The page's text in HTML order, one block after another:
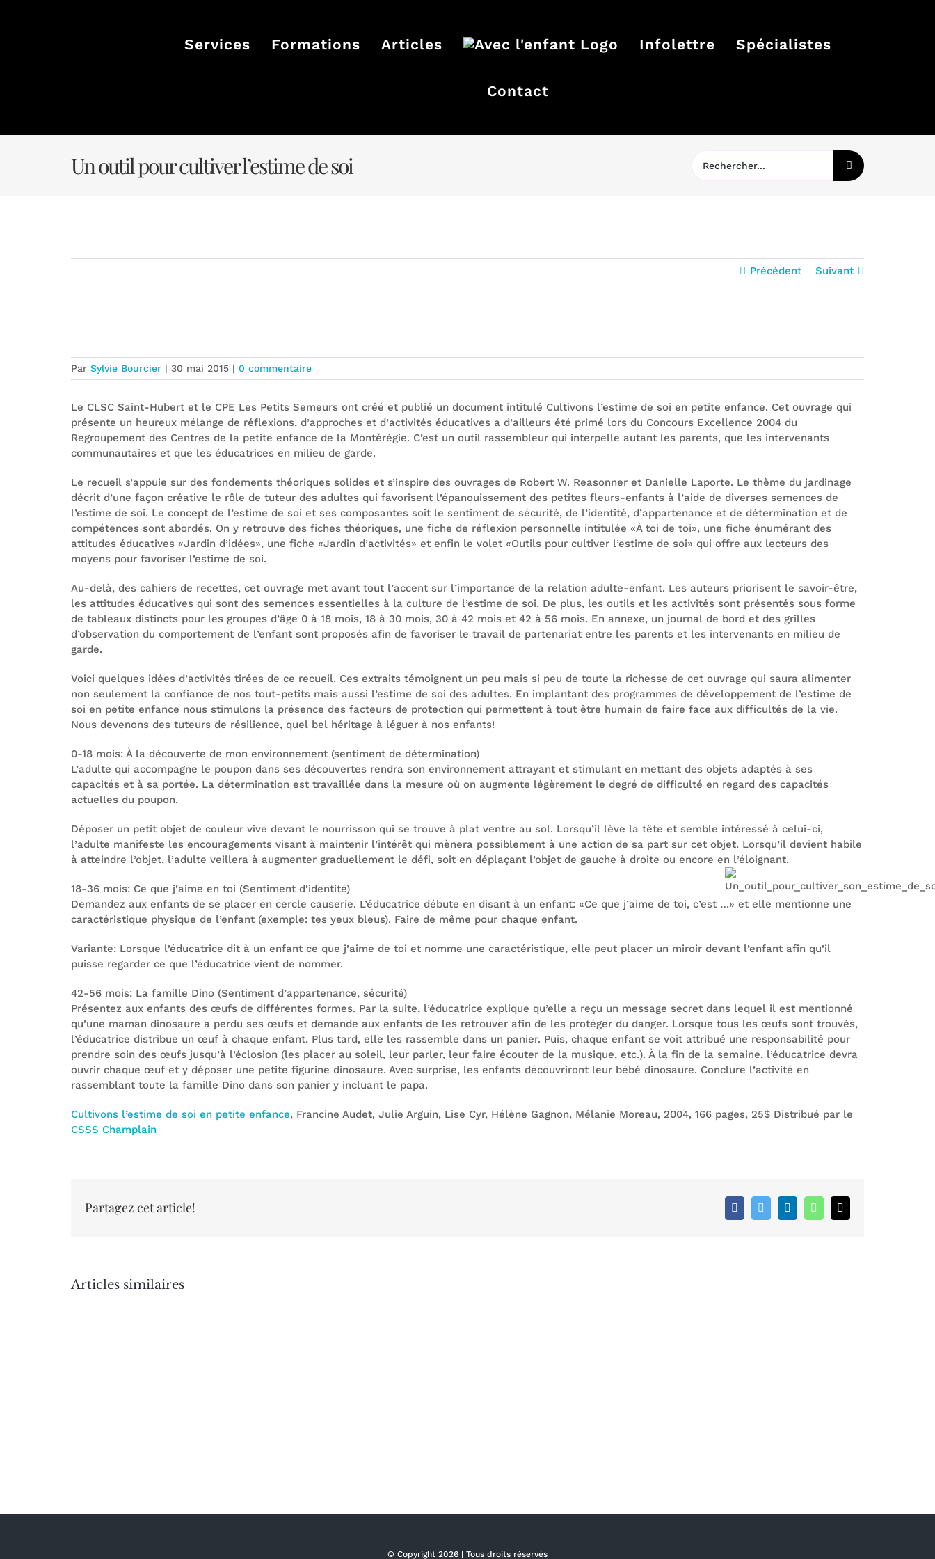
Services Formations Articles Infolettre Spécialistes
Contact
Un outil pour cultiver l’estime de soi
Précédent Suivant
Par Sylvie Bourcier | 30 mai 2015 | 0 commentaire
Le CLSC Saint-Hubert et le CPE Les Petits Semeurs ont créé et publié un document intitulé Cultivons l’estime de soi en petite enfance. Cet ouvrage qui
présente un heureux mélange de réflexions, d’approches et d’activités éducatives a d’ailleurs été primé lors du Concours Excellence 2004 du
Regroupement des Centres de la petite enfance de la Montérégie. C’est un outil rassembleur qui interpelle autant les parents, que les intervenants
communautaires et que les éducatrices en milieu de garde.
Le recueil s’appuie sur des fondements théoriques solides et s’inspire des ouvrages de Robert W. Reasonner et Danielle Laporte. Le thème du jardinage
décrit d’une façon créative le rôle de tuteur des adultes qui favorisent l’épanouissement des petites fleurs-enfants à l’aide de diverses semences de
l’estime de soi. Le concept de l’estime de soi et ses composantes soit le sentiment de sécurité, de l’identité, d’appartenance et de détermination et de
compétences sont abordés. On y retrouve des fiches théoriques, une fiche de réflexion personnelle intitulée «À toi de toi», une fiche énumérant des
attitudes éducatives «Jardin d’idées», une fiche «Jardin d’activités» et enfin le volet «Outils pour cultiver l’estime de soi» qui offre aux lecteurs des
moyens pour favoriser l’estime de soi.
Au-delà, des cahiers de recettes, cet ouvrage met avant tout l’accent sur l’importance de la relation adulte-enfant. Les auteurs priorisent le savoir-être,
les attitudes éducatives qui sont des semences essentielles à la culture de l’estime de soi. De plus, les outils et les activités sont présentés sous forme
de tableaux distincts pour les groupes d’âge 0 à 18 mois, 18 à 30 mois, 30 à 42 mois et 42 à 56 mois. En annexe, un journal de bord et des grilles
d’observation du comportement de l’enfant sont proposés afin de favoriser le travail de partenariat entre les parents et les intervenants en milieu de
garde.
Voici quelques idées d’activités tirées de ce recueil. Ces extraits témoignent un peu mais si peu de toute la richesse de cet ouvrage qui saura alimenter
non seulement la confiance de nos tout-petits mais aussi l’estime de soi des adultes. En implantant des programmes de développement de l’estime de
soi en petite enfance nous stimulons la présence des facteurs de protection qui permettent à tout être humain de faire face aux difficultés de la vie.
Nous devenons des tuteurs de résilience, quel bel héritage à léguer à nos enfants!
0-18 mois: À la découverte de mon environnement (sentiment de détermination)
L’adulte qui accompagne le poupon dans ses découvertes rendra son environnement attrayant et stimulant en mettant des objets adaptés à ses
capacités et à sa portée. La détermination est travaillée dans la mesure où on augmente légèrement le degré de difficulté en regard des capacités
actuelles du poupon.
Déposer un petit objet de couleur vive devant le nourrisson qui se trouve à plat ventre au sol. Lorsqu’il lève la tête et semble intéressé à celui-ci,
l’adulte manifeste les encouragements visant à maintenir l’intérêt qui mènera possiblement à une action de sa part sur cet objet. Lorsqu’il devient habile
à atteindre l’objet, l’adulte veillera à augmenter graduellement le défi, soit en déplaçant l’objet de gauche à droite ou encore en l’éloignant.
18-36 mois: Ce que j’aime en toi (Sentiment d’identité)
Demandez aux enfants de se placer en cercle causerie. L’éducatrice débute en disant à un enfant: «Ce que j’aime de toi, c’est …» et elle mentionne une
caractéristique physique de l’enfant (exemple: tes yeux bleus). Faire de même pour chaque enfant.
Variante: Lorsque l’éducatrice dit à un enfant ce que j’aime de toi et nomme une caractéristique, elle peut placer un miroir devant l’enfant afin qu’il
puisse regarder ce que l’éducatrice vient de nommer.
42-56 mois: La famille Dino (Sentiment d’appartenance, sécurité)
Présentez aux enfants des œufs de différentes formes. Par la suite, l’éducatrice explique qu’elle a reçu un message secret dans lequel il est mentionné
qu’une maman dinosaure a perdu ses œufs et demande aux enfants de les retrouver afin de les protéger du danger. Lorsque tous les œufs sont trouvés,
l’éducatrice distribue un œuf à chaque enfant. Plus tard, elle les rassemble dans un panier. Puis, chaque enfant se voit attribué une responsabilité pour
prendre soin des œufs jusqu’à l’éclosion (les placer au soleil, leur parler, leur faire écouter de la musique, etc.). À la fin de la semaine, l’éducatrice devra
ouvrir chaque œuf et y déposer une petite figurine dinosaure. Avec surprise, les enfants découvriront leur bébé dinosaure. Conclure l’activité en
rassemblant toute la famille Dino dans son panier y incluant le papa.
Cultivons l’estime de soi en petite enfance, Francine Audet, Julie Arguin, Lise Cyr, Hélène Gagnon, Mélanie Moreau, 2004, 166 pages, 25$ Distribué par le
CSSS Champlain
Partagez cet article! FacebookTwitter LinkedInWhatsApp
Articles similaires
© Copyright 2026 | Tous droits réservés